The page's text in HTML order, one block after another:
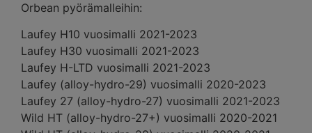
Orbean pyörämalleihin:
Laufey H10 vuosimalli 2021-2023
Laufey H30 vuosimalli 2021-2023
Laufey H-LTD vuosimalli 2021-2023
Laufey (alloy-hydro-29) vuosimalli 2020-2023
Laufey 27 (alloy-hydro-27) vuosimalli 2021-2023
Wild HT (alloy-hydro-27+) vuosimalli 2020-2021